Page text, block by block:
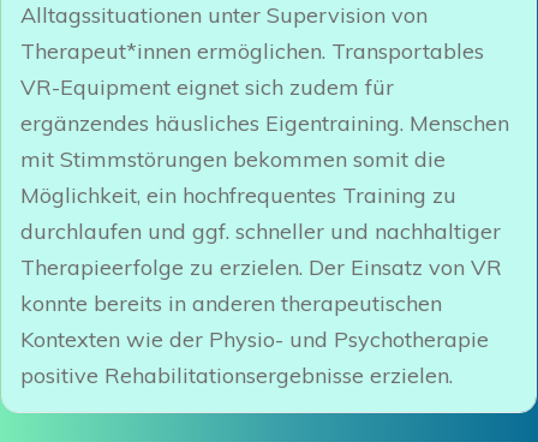
Alltagssituationen unter Supervision von
Therapeut*innen ermöglichen. Transportables
VR-Equipment eignet sich zudem für
ergänzendes häusliches Eigentraining. Menschen
mit Stimmstörungen bekommen somit die
Möglichkeit, ein hochfrequentes Training zu
durchlaufen und ggf. schneller und nachhaltiger
Therapieerfolge zu erzielen. Der Einsatz von VR
konnte bereits in anderen therapeutischen
Kontexten wie der Physio- und Psychotherapie
positive Rehabilitationsergebnisse erzielen.